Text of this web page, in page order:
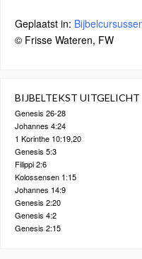
Geplaatst in:
© Frisse Wateren, FW
BIJBELTEKST UITGELICHT
Genesis 26-28
Johannes 4:24
1 Korinthe 10:19,20
Genesis 5:3
Filippi 2:6
Kolossensen 1:15
Johannes 14:9
Genesis 2:20
Genesis 4:2
Genesis 2:15